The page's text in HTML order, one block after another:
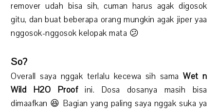
remover udah bisa sih, cuman harus agak digosok
gitu, dan buat beberapa orang mungkin agak jiper yaa
nggosok-nggosok kelopak mata 😕
So?
Overall saya nggak terlalu kecewa sih samaWet n
Wild H2O Proofini. Dosa dosanya masih bisa
dimaafkan 😆 Bagian yang paling saya nggak suka ya